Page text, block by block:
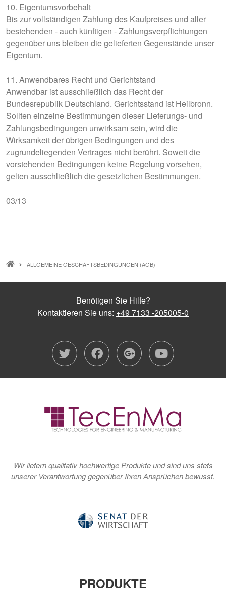
10. Eigentumsvorbehalt
Bis zur vollständigen Zahlung des Kaufpreises und aller
bestehenden - auch künftigen - Zahlungsverpflichtungen
gegenüber uns bleiben die gelieferten Gegenstände unser
Eigentum.
11. Anwendbares Recht und Gerichtstand
Anwendbar ist ausschließlich das Recht der
Bundesrepublik Deutschland. Gerichtsstand ist Heilbronn.
Sollten einzelne Bestimmungen dieser Lieferungs- und
Zahlungsbedingungen unwirksam sein, wird die
Wirksamkeit der übrigen Bedingungen und des
zugrundeliegenden Vertrages nicht berührt. Soweit die
vorstehenden Bedingungen keine Regelung vorsehen,
gelten ausschließlich die gesetzlichen Bestimmungen.
03/13
PFADNAVIGATION
ALLGEMEINE GESCHÄFTSBEDINGUNGEN (AGB)
Benötigen Sie Hilfe?
Kontaktieren Sie uns: +49 7133 -205005-0
twitterfacebook
google-
Wir liefern qualitativ hochwertige Produkte und sind uns stets
unserer Verantwortung gegenüber Ihren Ansprüchen bewusst.
PRODUKTE